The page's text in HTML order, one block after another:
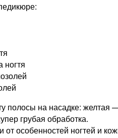
ногтя
полосы на насадке:
грубая обработка.
особенностей ногтей и